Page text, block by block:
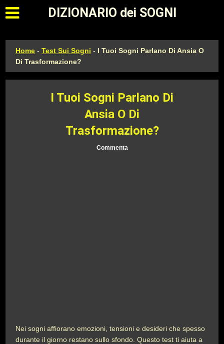
Apri il menu principale
DIZIONARIO dei SOGNI
Home -Test Sui Sogni - I Tuoi Sogni Parlano Di Ansia O
Di Trasformazione?
I Tuoi Sogni Parlano Di
Ansia O Di
Trasformazione?
Commenta
Nei sogni affiorano emozioni, tensioni e desideri che spesso
durante il giorno restano sullo sfondo. Questo test ti aiuta a